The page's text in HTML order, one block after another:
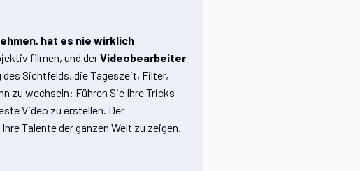
hat es nie wirklich
filmen, und derVideobearbeiter
Sichtfelds, die Tageszeit, Filter,
zu wechseln: Führen Sie Ihre Tricks
Video zu erstellen. Der
Talente der ganzen Welt zu zeigen.